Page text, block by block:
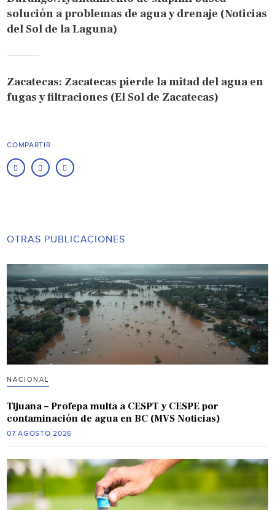
solución a problemas de agua y drenaje (Noticias
del Sol de la Laguna)
Zacatecas: Zacatecas pierde la mitad del agua en
fugas y filtraciones (El Sol de Zacatecas)
COMPARTIR
OTRAS PUBLICACIONES
NACIONAL
Tijuana – Profepa multa a CESPT y CESPE por
contaminación de agua en BC (MVS Noticias)
07 AGOSTO 2026